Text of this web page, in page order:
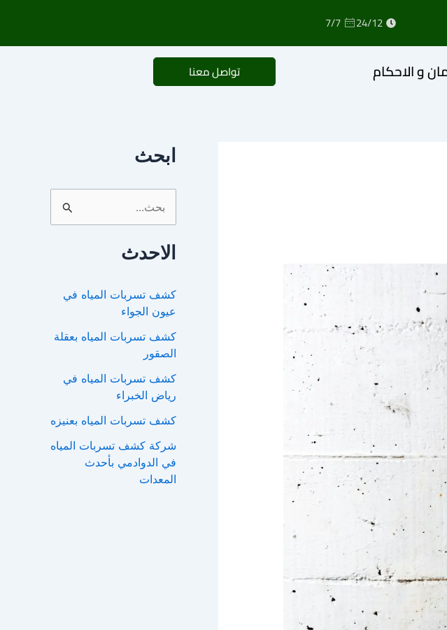
24/12
7/7
و الاحكام تواصل معنا
ابحث
ث
ن
الاحدث
كشف تسربات المياه في
عيون الجواء
كشف تسربات المياه بعقلة
الصقور
كشف تسربات المياه في
رياض الخبراء
كشف تسربات المياه بعنيزه
شركة كشف تسربات المياه
في الدوادمي بأحدث
المعدات